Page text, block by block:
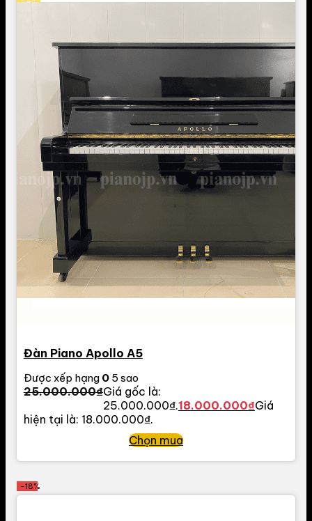
Đàn Piano Apollo A5
Được xếp hạng 05 sao
25.000.000₫Giá gốc là:
25.000.000₫.18.000.000₫Giá
hiện tại là: 18.000.000₫.
Chọn mua
-18%